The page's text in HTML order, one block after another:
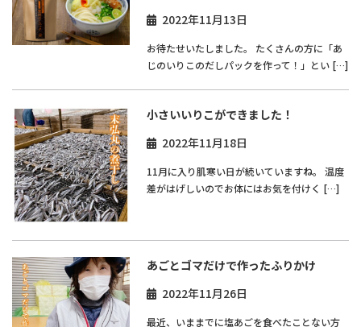
2022年11月13日
お待たせいたしました。 たくさんの方に「あ
じのいりこのだしパックを作って！」とい […]
小さいいりこができました！
2022年11月18日
11月に入り肌寒い日が続いていますね。 温度
差がはげしいのでお体にはお気を付けく […]
あごとゴマだけで作ったふりかけ
2022年11月26日
最近、いままでに塩あごを食べたことない方